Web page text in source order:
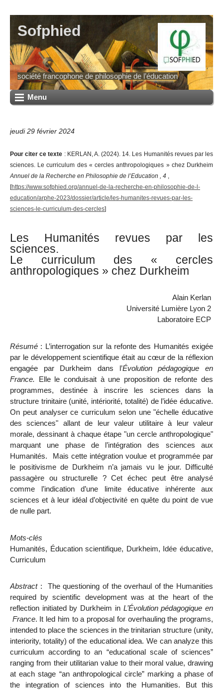
Sofphied
société francophone de philosophie de l’éducation
Menu
jeudi 29 février 2024
Pour citer ce texte : KERLAN, A. (2024). 14. Les Humanités revues par les
sciences. Le curriculum des « cercles anthropologiques » chez Durkheim
Annuel de la Recherche en Philosophie de l’Education , 4
[https://www.sofphied.org/annuel-de-la-recherche-en-philosophie-de-l-
education/arphe-2023/dossier/article/les-humanites-revues-par-les-
sciences-le-curriculum-des-cercles]
Les Humanités revues par les
sciences.
Le curriculum des « cercles
anthropologiques » chez Durkheim
Alain Kerlan
Université Lumière Lyon 2
Laboratoire ECP
Résumé : L’interrogation sur la refonte des Humanités exigée
par le développement scientifique était au cœur de la réflexion
engagée par Durkheim dans l’Évolution pédagogique en
France. Elle le conduisait à une proposition de refonte des
programmes, destinée à inscrire les sciences dans la
structure trinitaire (unité, intériorité, totalité) de l’idée éducative.
On peut analyser ce curriculum selon une"échelle éducative
des sciences" allant de leur valeur utilitaire à leur valeur
morale, dessinant à chaque étape "un cercle anthropologique"
marquant une phase de l’intégration des sciences aux
Humanités. Mais cette intégration voulue et programmée par
le positivisme de Durkheim n’a jamais vu le jour. Difficulté
passagère ou structurelle ? Cet échec peut être analysé
comme l’indication d’une limite éducative inhérente aux
sciences et à leur idéal d’objectivité en quête du point de vue
de nulle part.
Mots-clés
Humanités, Éducation scientifique, Durkheim, Idée éducative,
Curriculum
Abstract: The questioning of the overhaul of the Humanities
required by scientific development was at the heart of the
reflection initiated by Durkheim in L’Évolution pédagogique en
France. It led him to a proposal for overhauling the programs,
intended to place the sciences in the trinitarian structure (unity,
interiority, totality) of the educational idea. We can analyze this
curriculum according to an “educational scale of sciences”
ranging from their utilitarian value to their moral value, drawing
at each stage “an anthropological circle” marking a phase of
the integration of sciences into the Humanities. But this